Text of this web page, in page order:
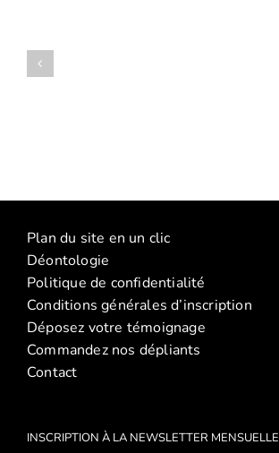
La
discipline
positive
(2026)
Plan du site en un clic
Déontologie
Politique de confidentialité
Conditions générales d’inscription
Déposez votre témoignage
Commandez nos dépliants
Contact
INSCRIPTION À LA NEWSLETTER MENSUELLE